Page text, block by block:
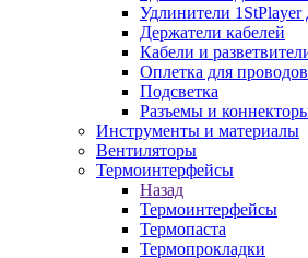
Удлинители 1StPlayer
Держатели кабелей
Кабели и
Оплетка для проводов
Подсветка
Разъемы и
Инструменты и материалы
Вентиляторы
Термоинтерфейсы
Назад
Термоинтерфейсы
Термопаста
Термопрокладки